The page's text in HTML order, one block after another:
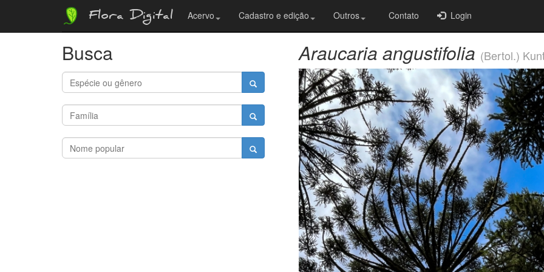
Flora Digital Acervo Cadastro e edição Outros Contato Login
Busca Araucaria angustifolia (Bertol.)